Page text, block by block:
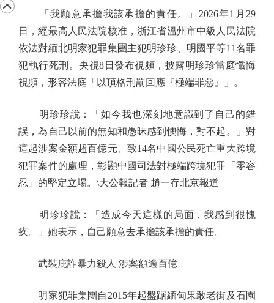
「我願意承擔我該承擔的責任。」2026年1月29
日，經最高人民法院核准，浙江省溫州市中級人民法院
依法對緬北明家犯罪集團主犯明珍珍、明國平等11名罪
犯執行死刑。央視8日發布視頻，披露明珍珍當庭懺悔
視頻，形容法庭「以頂格刑罰回應『極端罪惡』」。
明珍珍說：「如今我也深刻地意識到了自己的錯
誤，為自己以前的無知和愚昧感到懊悔，對不起。」對
這起涉案金額超百億元、致14名中國公民死亡重大跨境
犯罪案件的處理，彰顯中國司法對極端跨境犯罪「零容
忍」的堅定立場。\大公報記者 趙一存北京報道
明珍珍說：「造成今天這樣的局面，我感到很愧
疚。」她表示，自己願意去承擔該承擔的責任。
武裝庇詐暴力殺人 涉案額逾百億
明家犯罪集團自2015年起盤踞緬甸果敢老街及石園